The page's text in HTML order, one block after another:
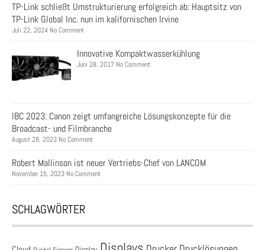
TP-Link schließt Umstrukturierung erfolgreich ab: Hauptsitz von
TP-Link Global Inc. nun im kalifornischen Irvine
Juli 22, 2024 No Comment
Innovative Kompaktwasserkühlung
Juni 28, 2017 No Comment
IBC 2023: Canon zeigt umfangreiche Lösungskonzepte für die
Broadcast- und Filmbranche
August 28, 2023 No Comment
Robert Mallinson ist neuer Vertriebs-Chef von LANCOM
November 15, 2023 No Comment
SCHLAGWÖRTER